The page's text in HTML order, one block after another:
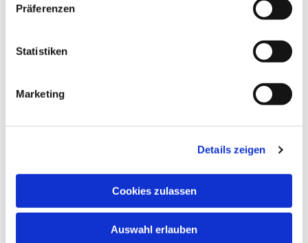
Präferenzen
Statistiken
Marketing
Details zeigen
Cookies zulassen
Auswahl erlauben
Dies könnte Sie auch